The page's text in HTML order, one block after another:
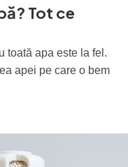
Tot ce
toată apa este la fel.
apei pe care o bem